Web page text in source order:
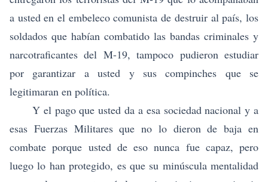
a usted en el embeleco comunista de destruir al país, los
soldados que habían combatido las bandas criminales y
narcotraficantes del M-19, tampoco pudieron estudiar
por garantizar a usted y sus compinches que se
legitimaran en política.
Y el pago que usted da a esa sociedad nacional y a
esas Fuerzas Militares que no lo dieron de baja en
combate porque usted de eso nunca fue capaz, pero
luego lo han protegido, es que su minúscula mentalidad